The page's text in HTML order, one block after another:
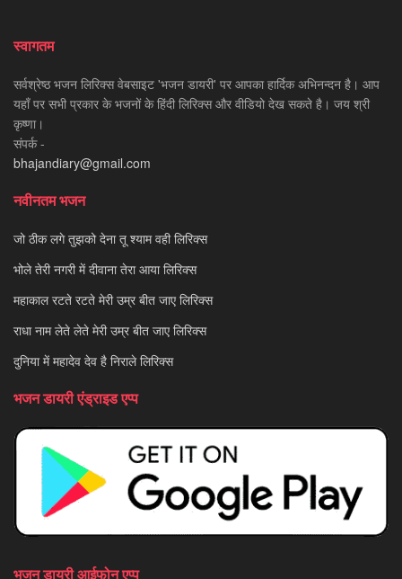
स्वागतम
सर्वश्रेष्ठ भजन लिरिक्स वेबसाइट 'भजन डायरी' पर आपका हार्दिक अभिनन्दन है। आप
यहाँ पर सभी प्रकार के भजनों के हिंदी लिरिक्स और वीडियो देख सकते है। जय श्री
कृष्णा।
संपर्क -
bhajandiary@gmail.com
नवीनतम भजन
जो ठीक लगे तुझको देना तू श्याम वही लिरिक्स
भोले तेरी नगरी में दीवाना तेरा आया लिरिक्स
महाकाल रटते रटते मेरी उम्र बीत जाए लिरिक्स
राधा नाम लेते लेते मेरी उम्र बीत जाए लिरिक्स
दुनिया में महादेव देव है निराले लिरिक्स
भजन डायरी एंड्राइड एप्प
भजन डायरी आईफोन एप्प